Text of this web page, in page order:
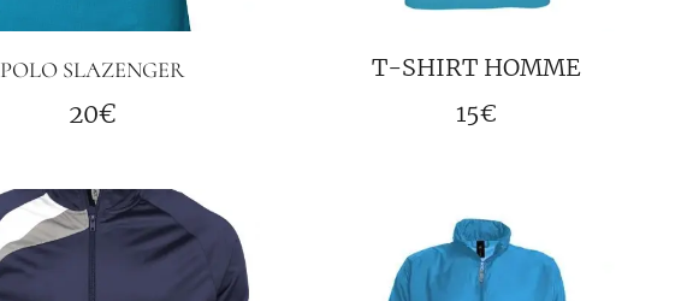
POLO SLAZENGER
20€
T-SHIRT HOMME
15€